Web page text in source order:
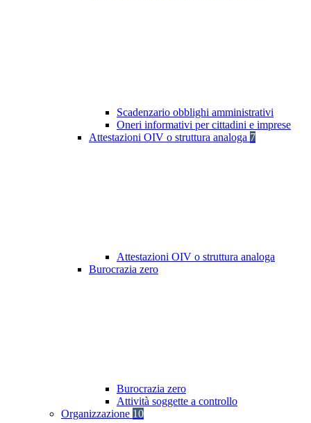
Scadenzario obblighi amministrativi
Oneri informativi per cittadini e imprese
Attestazioni OIV o struttura analoga 7
Attestazioni OIV o struttura analoga
Burocrazia zero
Burocrazia zero
Attività soggette a controllo
Organizzazione 10